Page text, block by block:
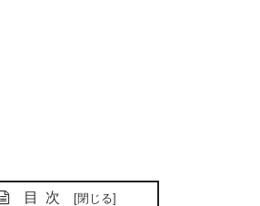
目次